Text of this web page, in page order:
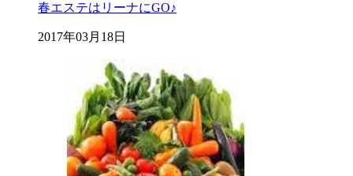
春エステはリーナにGO♪
2017年03月18日